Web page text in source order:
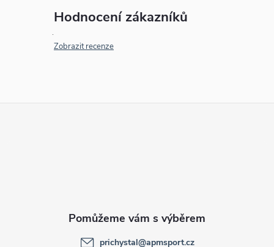
Hodnocení zákazníků
Zobrazit recenze
prichystal@apmsport.cz